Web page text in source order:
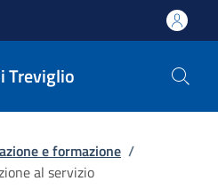
Treviglio
e formazione /
al servizio